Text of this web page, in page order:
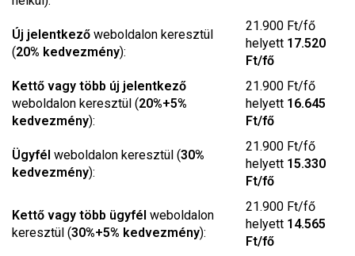
Új jelentkező weboldalon keresztül
(20% kedvezmény):
21.900 Ft/fő
helyett 17.520
Ft/fő
Kettő vagy több új jelentkező
weboldalon keresztül (20%+5%
kedvezmény):
21.900 Ft/fő
helyett 16.645
Ft/fő
Ügyfél weboldalon keresztül (30%
kedvezmény):
21.900 Ft/fő
helyett 15.330
Ft/fő
Kettő vagy több ügyfél weboldalon
keresztül (30%+5% kedvezmény):
21.900 Ft/fő
helyett 14.565
Ft/fő